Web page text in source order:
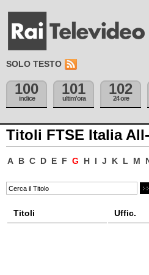
SOLO TESTO
100
indice
101
ultim'ora
102
24 ore
Titoli FTSE Italia
A B C D E F G H I J K L M
Titoli Uffic.